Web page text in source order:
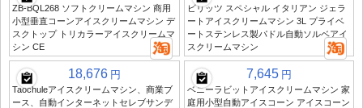
ZB-BQL268 ソフトクリームマシン 商用
小型垂直コーンアイスクリームマシン デ
スクトップ トリカラーアイスクリームマ
シン CE
ビリッツ スペシャル イタリアン ジェラ
ートアイスクリームマシン 3L プライベ
ートステンレス製パドル自動ソルベアイ
スクリームマシン
18,676 円
Taochuleアイスクリームマシン、商業ブ
ース、自動インターネットセレブサンデ
7,645 円
ベニーラビットアイスクリームマシン 家
庭用小型自動アイスコーン アイスコーン